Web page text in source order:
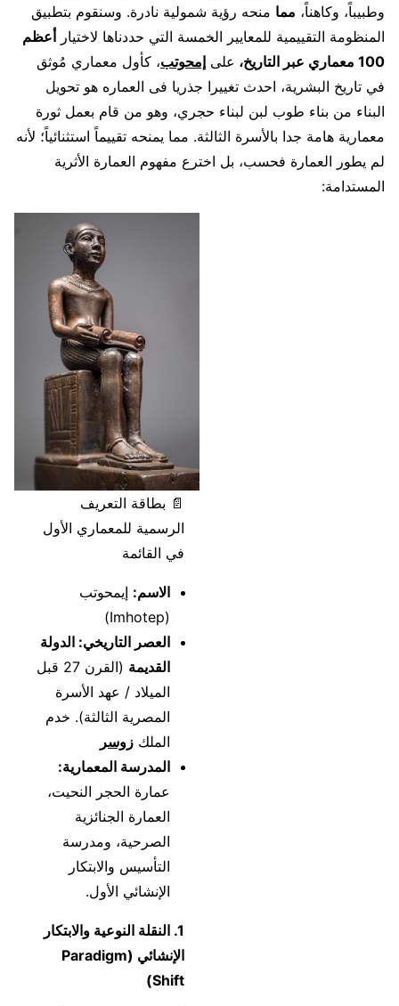
وطبيباً، وكاهناً، مما منحه رؤية شمولية نادرة. وسنقوم بتطبيق
المنظومة التقييمية للمعايير الخمسة التي حددناها لاختيارأعظم
100 معماري عبر التاريخ،
على إمحوتب، كأول معماري مُوثق
في تاريخ البشرية، احدث تغييرا جذريا فى العماره هو تحويل
البناء من بناء طوب لبن لبناء حجري، وهو من قام بعمل ثورة
معمارية هامة جدا بالأسرة الثالثة. مما يمنحه تقييماً استثنائياً؛ لأنه
لم يطور العمارة فحسب، بل اخترع مفهوم العمارة الأثرية
المستدامة:
📄 بطاقة التعريف
الرسمية للمعماري الأول
في القائمة
الاسم: إيمحوتب
(Imhotep)
العصر التاريخي: الدولة
القديمة
(القرن 27 قبل
الميلاد / عهد الأسرة
المصرية الثالثة). خدم
الملك زوسر
المدرسة المعمارية:
عمارة الحجر النحيت،
العمارة الجنائزية
الصرحية، ومدرسة
التأسيس والابتكار
الإنشائي الأول.
1. النقلة النوعية والابتكار
الإنشائي (Paradigm
Shift)